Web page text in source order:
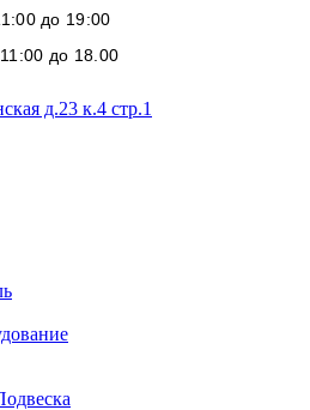
вашем
приложении
до 19:00
18.00
д.23 к.4 стр.1